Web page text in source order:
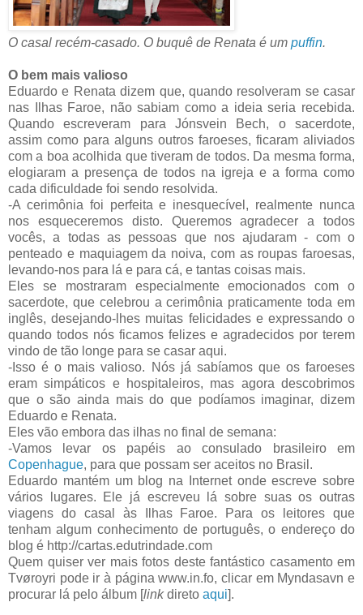
O casal recém-casado. O buquê de Renata é um puffin.
O bem mais valioso
Eduardo e Renata dizem que, quando resolveram se casar
nas Ilhas Faroe, não sabiam como a ideia seria recebida.
Quando escreveram para Jónsvein Bech, o sacerdote,
assim como para alguns outros faroeses, ficaram aliviados
com a boa acolhida que tiveram de todos. Da mesma forma,
elogiaram a presença de todos na igreja e a forma como
cada dificuldade foi sendo resolvida.
-A cerimônia foi perfeita e inesquecível, realmente nunca
nos esqueceremos disto. Queremos agradecer a todos
vocês, a todas as pessoas que nos ajudaram - com o
penteado e maquiagem da noiva, com as roupas faroesas,
levando-nos para lá e para cá, e tantas coisas mais.
Eles se mostraram especialmente emocionados com o
sacerdote, que celebrou a cerimônia praticamente toda em
inglês, desejando-lhes muitas felicidades e expressando o
quando todos nós ficamos felizes e agradecidos por terem
vindo de tão longe para se casar aqui.
-Isso é o mais valioso. Nós já sabíamos que os faroeses
eram simpáticos e hospitaleiros, mas agora descobrimos
que o são ainda mais do que podíamos imaginar, dizem
Eduardo e Renata.
Eles vão embora das ilhas no final de semana:
-Vamos levar os papéis ao consulado brasileiro em
Copenhague, para que possam ser aceitos no Brasil.
Eduardo mantém um blog na Internet onde escreve sobre
vários lugares. Ele já escreveu lá sobre suas os outras
viagens do casal às Ilhas Faroe. Para os leitores que
tenham algum conhecimento de português, o endereço do
blog é http://cartas.edutrindade.com
Quem quiser ver mais fotos deste fantástico casamento em
Tvøroyri pode ir à página www.in.fo, clicar em Myndasavn e
procurar lá pelo álbum [linkdireto aqui].